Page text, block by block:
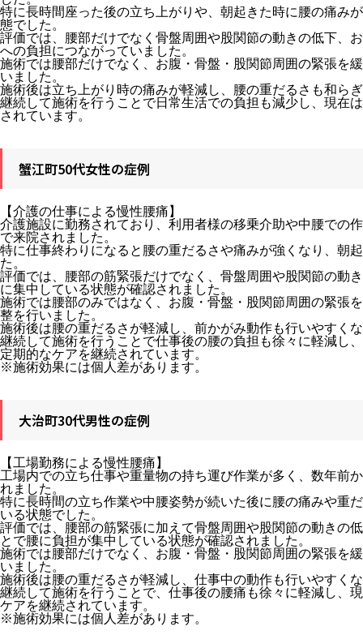
特に長時間座った後の立ち上がりや、朝起きた時に腰の痛み
態でした。
評価では、腰部だけでなく骨盤周囲や股関節の動きの低下、
への負担につながっていました。
施術では腰部だけでなく、お腹・骨盤・股関節周囲の緊張を
いました。
施術後は立ち上がり時の痛みが軽減し、腰の重だるさも和ら
継続して施術を行うことで日常生活での負担も減少し、現在
されています。
蟹江町50代女性の症例
【介護の仕事による慢性腰痛】
介護施設に勤務されており、利用者様の移乗介助や中腰での
で来院されました。
特に仕事終わりになると腰の重だるさや痛みが強くなり、朝
た。
評価では、腰部の筋緊張だけでなく、骨盤周囲や股関節の動
に集中している状態が確認されました。
施術では腰部のみではなく、お腹・骨盤・股関節周囲の緊張
整を行いました。
施術後は腰の重だるさが軽減し、前かがみ動作も行いやすく
継続して施術を行うことで仕事後の腰の負担も徐々に軽減し
定期的なケアを継続されています。
※施術効果には個人差があります。
大治町30代男性の症例
【工場勤務による慢性腰痛】
工場内での立ち仕事や重量物の持ち運び作業が多く、数年前
れました。
特に長時間の立ち作業や中腰姿勢が続いた後に腰の痛みや重
いる状態でした。
評価では、腰部の筋緊張に加えて骨盤周囲や股関節の動きの
とで腰に負担が集中している状態が確認されました。
施術では腰部だけでなく、お腹・骨盤・股関節周囲の緊張を
いました。
施術後は腰の重だるさが軽減し、仕事中の動作も行いやすく
継続して施術を行うことで、仕事後の腰痛も徐々に軽減し、
ケアを継続されています。
※施術効果には個人差があります。